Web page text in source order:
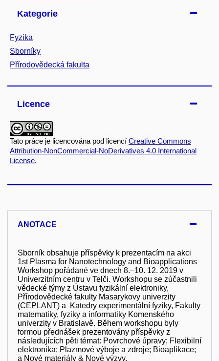
Kategorie
Fyzika
Sborníky
Přírodovědecká fakulta
Licence
Tato práce je licencována pod licencí Creative Commons
Attribution-NonCommercial-NoDerivatives 4.0 International
License.
ANOTACE
Sborník obsahuje příspěvky k prezentacím na akci
1st Plasma for Nanotechnology and Bioapplications
Workshop pořádané ve dnech 8.–10. 12. 2019 v
Univerzitním centru v Telči. Workshopu se zúčastnili
vědecké týmy z Ústavu fyzikální elektroniky,
Přírodovědecké fakulty Masarykovy univerzity
(CEPLANT) a Katedry experimentální fyziky, Fakulty
matematiky, fyziky a informatiky Komenského
univerzity v Bratislavě. Během workshopu byly
formou přednášek prezentovány příspěvky z
následujících pěti témat: Povrchové úpravy; Flexibilní
elektronika; Plazmové výboje a zdroje; Bioaplikace;
a Nové materiály & Nové výzvy.